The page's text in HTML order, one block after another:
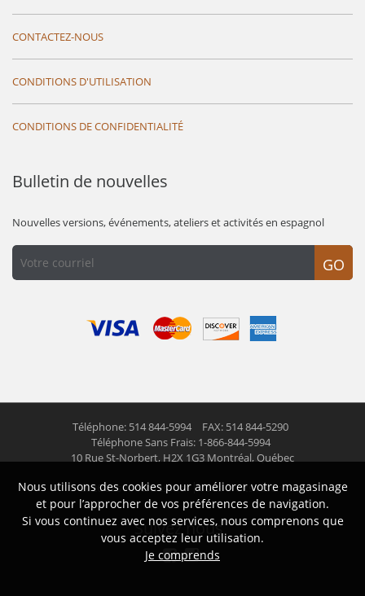
CONTACTEZ-NOUS
CONDITIONS D'UTILISATION
CONDITIONS DE CONFIDENTIALITÉ
Bulletin de nouvelles
Nouvelles versions, événements, ateliers et activités en espagnol
GO
Téléphone: 514 844-5994
FAX: 514 844-5290
Téléphone Sans Frais: 1-866-844-5994
10 Rue St-Norbert, H2X 1G3 Montréal, Québec
© 2026 Las Americas inc. Tous droits réservés
Suivez nous
Nous utilisons des cookies pour améliorer votre magasinage
et pour l’approcher de vos préférences de navigation.
Si vous continuez avec nos services, nous comprenons que
vous acceptez leur utilisation.
Je comprends